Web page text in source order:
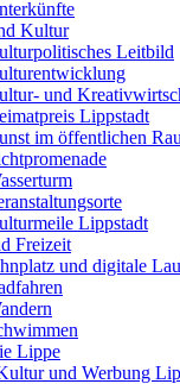
Kultur
Leitbild
und
Lippstadt
im öffentlichen
Lippstadt
Freizeit
und digitale
Lippe
und Werbung